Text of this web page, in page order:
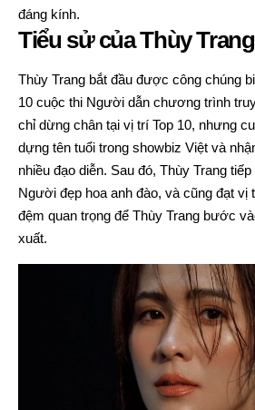
đáng kính.
Tiểu sử của Thùy Trang
Thùy Trang bắt đầu được công chúng
10 cuộc thi Người dẫn chương trình
chỉ dừng chân tại vị trí Top 10, nhưng
dựng tên tuổi trong showbiz Việt và
nhiều đạo diễn. Sau đó, Thùy Trang
Người đẹp hoa anh đào, và cũng đạt
đệm quan trọng để Thùy Trang bước
xuất.